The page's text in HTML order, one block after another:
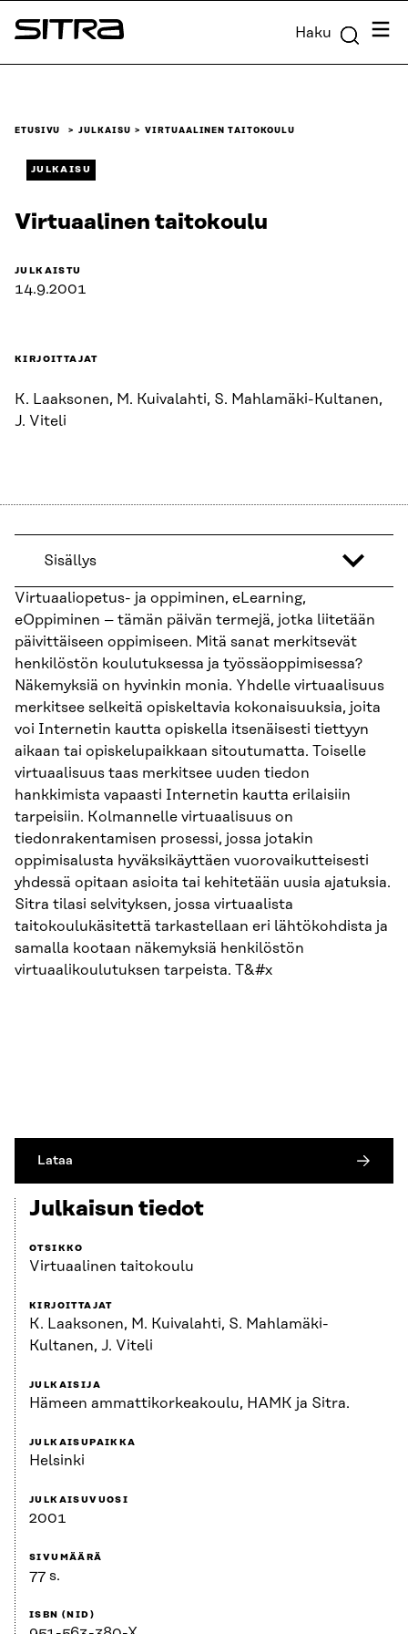
Siirry
suoraan
Sitra Haku
ETUSIVU JULKAISU VIRTUAALINEN TAITOKOULU
JULKAISU
Virtuaalinen taitokoulu
JULKAISTU
14.9.2001
KIRJOITTAJAT
K. Laaksonen, M. Kuivalahti, S. Mahlamäki-Kultanen,
J. Viteli
Sisällys
Virtuaaliopetus- ja oppiminen, eLearning,
eOppiminen – tämän päivän termejä, jotka liitetään
päivittäiseen oppimiseen. Mitä sanat merkitsevät
henkilöstön koulutuksessa ja työssäoppimisessa?
Näkemyksiä on hyvinkin monia. Yhdelle virtuaalisuus
merkitsee selkeitä opiskeltavia kokonaisuuksia, joita
voi Internetin kautta opiskella itsenäisesti tiettyyn
aikaan tai opiskelupaikkaan sitoutumatta. Toiselle
virtuaalisuus taas merkitsee uuden tiedon
hankkimista vapaasti Internetin kautta erilaisiin
tarpeisiin. Kolmannelle virtuaalisuus on
tiedonrakentamisen prosessi, jossa jotakin
oppimisalusta hyväksikäyttäen vuorovaikutteisesti
yhdessä opitaan asioita tai kehitetään uusia ajatuksia.
Sitra tilasi selvityksen, jossa virtuaalista
taitokoulukäsitettä tarkastellaan eri lähtökohdista ja
samalla kootaan näkemyksiä henkilöstön
virtuaalikoulutuksen tarpeista. T&#x
Lataa
Julkaisun tiedot
OTSIKKO
Virtuaalinen taitokoulu
KIRJOITTAJAT
K. Laaksonen, M. Kuivalahti, S. Mahlamäki-
Kultanen, J. Viteli
JULKAISIJA
Hämeen ammattikorkeakoulu, HAMK ja Sitra.
JULKAISUPAIKKA
Helsinki
JULKAISUVUOSI
2001
SIVUMÄÄRÄ
77 s.
ISBN (NID)